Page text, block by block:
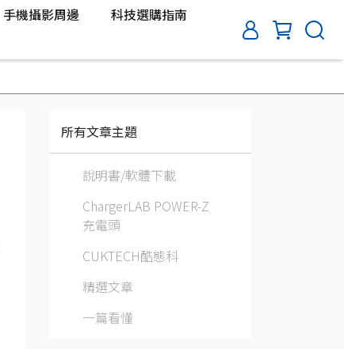
手機攝影周邊
科技選購指南
所有文章主題
說明書/軟體下載
ChargerLAB POWER-Z
充電頭
CUKTECH酷態科
精選文章
一篇看懂